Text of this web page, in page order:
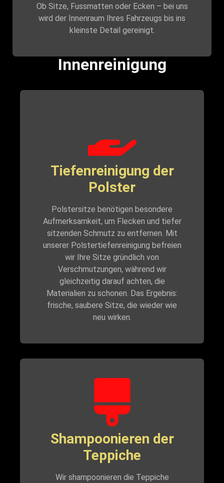
Ob Sitze, Fussmatten oder Ecken – bei uns
wird der Innenraum Ihres Fahrzeugs bis ins
kleinste Detail gereinigt.
Innenreinigung
Tiefenreinigung der
Polster
Polstersitze benötigen besondere
Aufmerksamkeit, um Flecken und tiefer
sitzenden Schmutz zu entfernen. Mit
unserer Polstertiefenreinigung befreien
wir Ihre Sitze gründlich von
Verschmutzungen, während wir
gleichzeitig darauf achten, die
Materialien zu schonen. Das Ergebnis:
frische, saubere Sitze, die wieder wie
neu wirken.
Shampoonieren der
Teppiche
Wir shampoonieren die Teppiche